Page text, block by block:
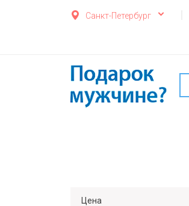
Санкт-Петербург
Цена